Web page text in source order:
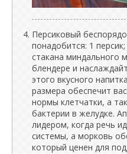
Персиковый
понадобится: 1
стакана миндального
блендере и
этого вкусного
размера обеспечит
нормы клетчатки, а
бактерии в желудке.
лидером, когда речь
системы, а морковь
который ценен для